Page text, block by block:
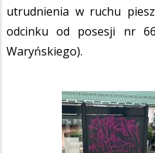
utrudnienia w ruchu
odcinku od posesji nr
Waryńskiego).